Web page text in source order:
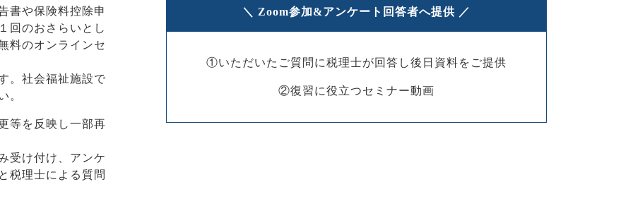
書や保険料控除申
回のおさらいとし
料のオンラインセ
。社会福祉施設で
。
等を反映し一部再
受け付け、アンケ
税理士による質問
＼ Zoom参加&アンケート回答者へ提供 ／
①いただいたご質問に税理士が回答し後日資料をご提供
②復習に役立つセミナー動画